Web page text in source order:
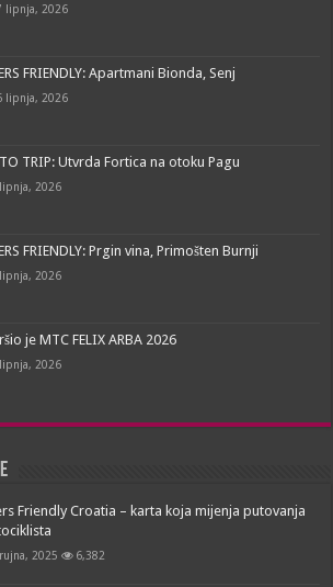
lipnja, 2026
FRIENDLY: Apartmani Bionda, Senj
lipnja, 2026
TRIP: Utvrda Fortica na otoku Pagu
2026
FRIENDLY: Prgin vina, Primošten Burnji
2026
je MTC FELIX ARBA 2026
2026
Friendly Croatia – karta koja mijenja putovanja
2025 6,382